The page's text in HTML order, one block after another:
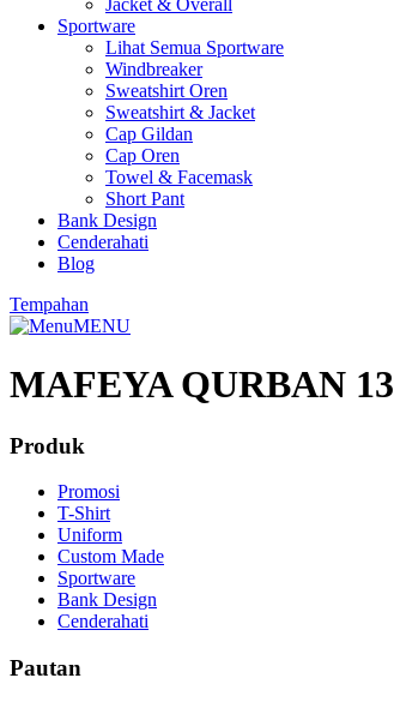
Sportware
Lihat Semua Sportware
Windbreaker
Sweatshirt Oren
Sweatshirt & Jacket
Cap Gildan
Cap Oren
Towel & Facemask
Short Pant
Bank Design
Cenderahati
Blog
Tempahan
MENU
MAFEYA QURBAN 13
Produk
Promosi
T-Shirt
Uniform
Custom Made
Sportware
Bank Design
Cenderahati
Pautan